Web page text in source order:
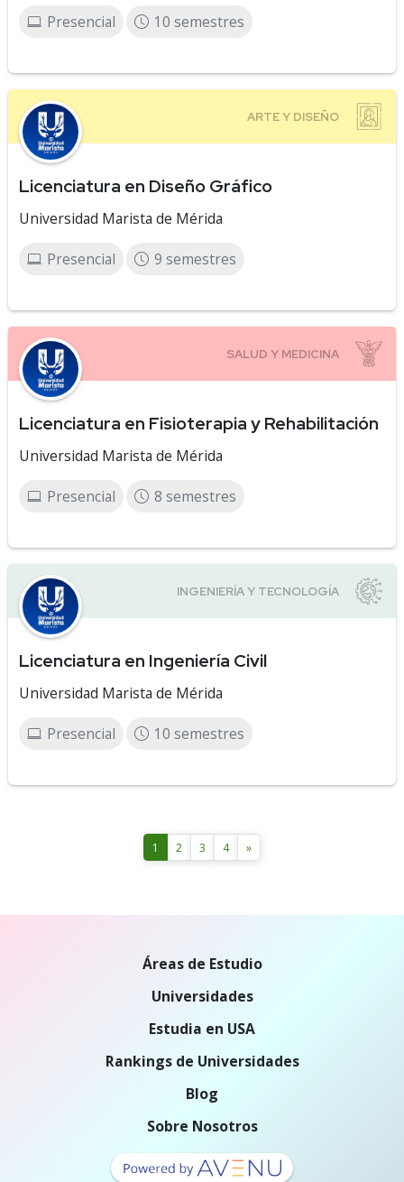
Presencial 10 semestres
Licenciatura en Diseño Gráfico
Universidad Marista de Mérida
Presencial 9 semestres
Licenciatura en Fisioterapia y Rehabilitación
Universidad Marista de Mérida
Presencial 8 semestres
Licenciatura en Ingeniería Civil
Universidad Marista de Mérida
Presencial 10 semestres
1 2 3 4 »
Áreas de Estudio
Universidades
Estudia en USA
Rankings de Universidades
Blog
Sobre Nosotros